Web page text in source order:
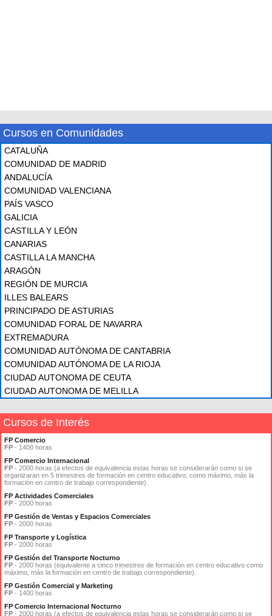
Cursos en Comunidades
CATALUÑA
COMUNIDAD DE MADRID
ANDALUCÍA
COMUNIDAD VALENCIANA
PAÍS VASCO
GALICIA
CASTILLA Y LEÓN
CANARIAS
CASTILLA LA MANCHA
ARAGÓN
REGIÓN DE MURCIA
ILLES BALEARS
PRINCIPADO DE ASTURIAS
COMUNIDAD FORAL DE NAVARRA
EXTREMADURA
COMUNIDAD AUTÓNOMA DE CANTABRIA
COMUNIDAD AUTÓNOMA DE LA RIOJA
CIUDAD AUTONOMA DE CEUTA
CIUDAD AUTONOMA DE MELILLA
Cursos de Interés
FP Comercio
FP - 1400 horas
FP Comercio Internacional
FP - 2000 horas (a efectos de equivalencia estas horas se considerarán como si se
organizaran en 5 trimestres de formación en centro educativo, como máximo, más la
formación en centro de trabajo correspondiente).
FP Actividades Comerciales
FP - 2000 horas
FP Gestión de Ventas y Espacios Comerciales
FP - 2000 horas
FP Transporte y Logística
FP - 2000 horas
FP Gestión del Transporte Nocturno
FP - 2000 horas (equivalente a cinco trimestres de formación en centro educativo como
máximo, más la formación en centro de trabajo correspondiente).
FP Gestión Comercial y Marketing
FP - 1400 horas
FP Comercio Internacional Nocturno
FP - 2000 horas (a efectos de equivalencia estas horas se considerarán como si se